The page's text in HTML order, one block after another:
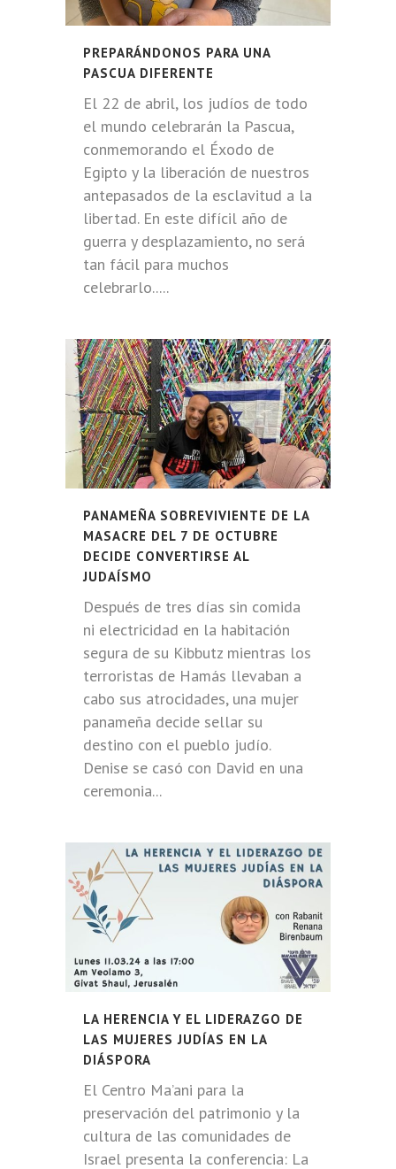
PREPARÁNDONOS PARA UNA
PASCUA DIFERENTE
El 22 de abril, los judíos de todo
el mundo celebrarán la Pascua,
conmemorando el Éxodo de
Egipto y la liberación de nuestros
antepasados de la esclavitud a la
libertad. En este difícil año de
guerra y desplazamiento, no será
tan fácil para muchos
celebrarlo.....
PANAMEÑA SOBREVIVIENTE DE LA
MASACRE DEL 7 DE OCTUBRE
DECIDE CONVERTIRSE AL
JUDAÍSMO
Después de tres días sin comida
ni electricidad en la habitación
segura de su Kibbutz mientras los
terroristas de Hamás llevaban a
cabo sus atrocidades, una mujer
panameña decide sellar su
destino con el pueblo judío.
Denise se casó con David en una
ceremonia...
LA HERENCIA Y EL LIDERAZGO DE
LAS MUJERES JUDÍAS EN LA
DIÁSPORA
El Centro Ma’ani para la
preservación del patrimonio y la
cultura de las comunidades de
Israel presenta la conferencia: La